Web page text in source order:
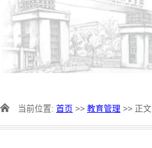
当前位置: 首页 >> 教育管理 >> 正文